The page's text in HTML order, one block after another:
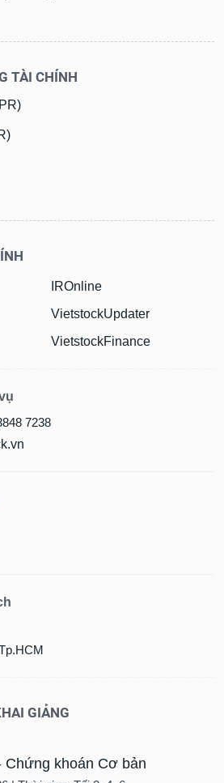
TÀI CHÍNH
IROnline
VietstockUpdater
VietstockFinance
7238
GIẢNG
Chứng khoán Cơ bản